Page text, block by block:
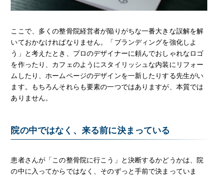
ここで、多くの整骨院経営者が陥りがちな一番大きな誤解を解
いておかなければなりません。「ブランディングを強化しよ
う」と考えたとき、プロのデザイナーに頼んでおしゃれなロゴ
を作ったり、カフェのようにスタイリッシュな内装にリフォー
ムしたり、ホームページのデザインを一新したりする先生がい
ます。もちろんそれらも要素の一つではありますが、本質では
ありません。
院の中ではなく、来る前に決まっている
患者さんが「この整骨院に行こう」と決断するかどうかは、院
の中に入ってからではなく、そのずっと手前で決まっていま